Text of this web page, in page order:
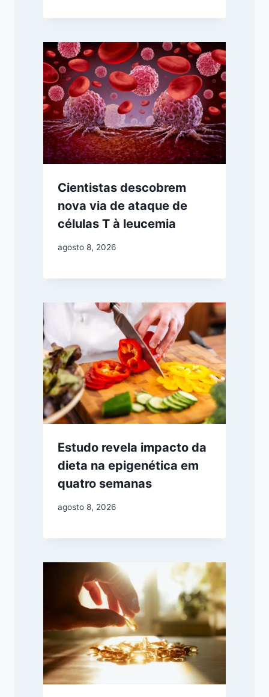
Cientistas descobrem
nova via de ataque de
células T à leucemia
agosto 8, 2026
Estudo revela impacto da
dieta na epigenética em
quatro semanas
agosto 8, 2026